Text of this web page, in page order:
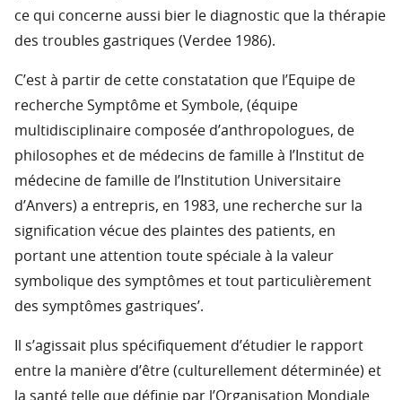
ce qui concerne aussi bier le diagnostic que la thérapie
des troubles gastriques (Verdee 1986).
C’est à partir de cette constatation que l’Equipe de
recherche Symptôme et Symbole, (équipe
multidisciplinaire composée d’anthropologues, de
philosophes et de médecins de famille à l’Institut de
médecine de famille de l’Institution Universitaire
d’Anvers) a entrepris, en 1983, une recherche sur la
signification vécue des plaintes des patients, en
portant une attention toute spéciale à la valeur
symbolique des symptômes et tout particulièrement
des symptômes gastriques’.
Il s’agissait plus spécifiquement d’étudier le rapport
entre la manière d’être (culturellement déterminée) et
la santé telle que définie par l’Organisation Mondiale